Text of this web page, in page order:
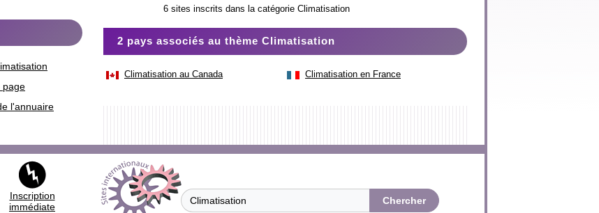
page
l'annuaire
6 sites inscrits dans la catégorie Climatisation
2 pays associés au thème Climatisation
Climatisation au Canada Climatisation en France
Inscription
immédiate